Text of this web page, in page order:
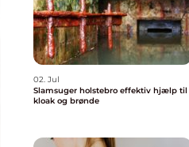
02. Jul
Slamsuger holstebro effektiv hjælp til
kloak og brønde